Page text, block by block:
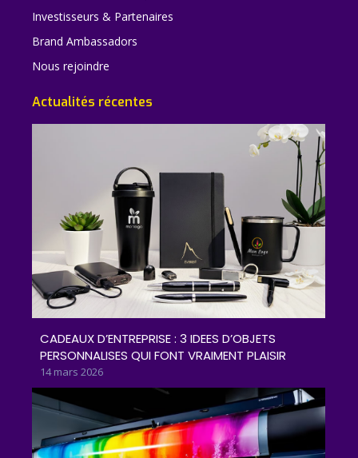
Investisseurs & Partenaires
Brand Ambassadors
Nous rejoindre
Actualités récentes
CADEAUX D’ENTREPRISE : 3 IDEES D’OBJETS
PERSONNALISES QUI FONT VRAIMENT PLAISIR
14 mars 2026